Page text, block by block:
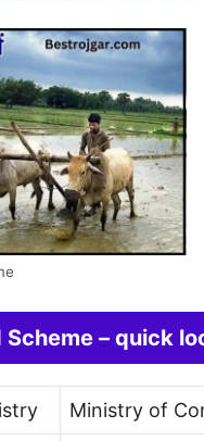
– quick
Ministry of